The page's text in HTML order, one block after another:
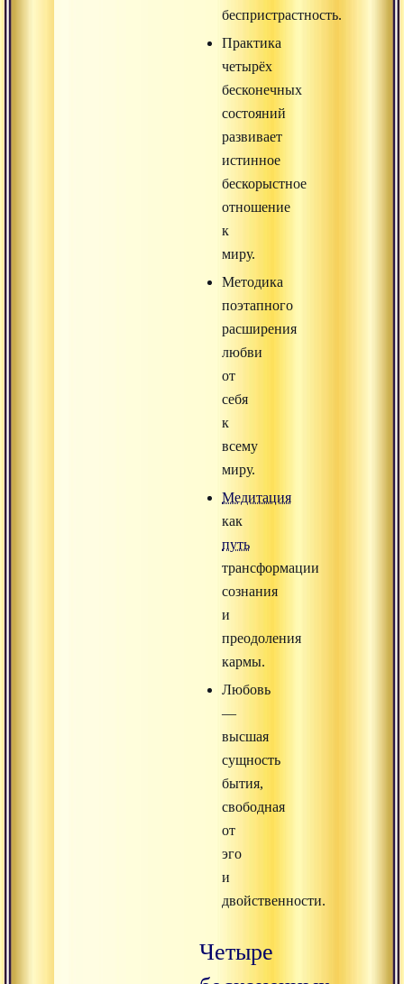
беспристрастность.
Практика
четырёх
бесконечных
состояний
развивает
истинное
бескорыстное
отношение
к
миру.
Методика
поэтапного
расширения
любви
от
себя
к
всему
миру.
Медитация
как
путь
трансформации
сознания
и
преодоления
кармы.
Любовь
—
высшая
сущность
бытия,
свободная
от
эго
и
двойственности.
Четыре